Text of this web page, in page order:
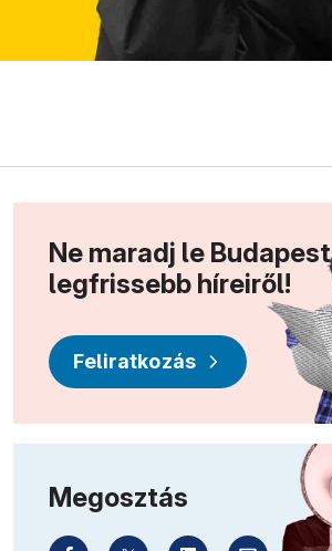
Ne maradj le Budapest
legfrissebb híreiről!
Feliratkozás
Megosztás